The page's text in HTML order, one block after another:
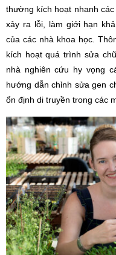
thường kích hoạt nhanh
xảy ra lỗi, làm giới hạn
của các nhà khoa học.
kích hoạt quá trình sửa
nhà nghiên cứu hy vọng
hướng dẫn chỉnh sửa gen
ổn định di truyền trong các